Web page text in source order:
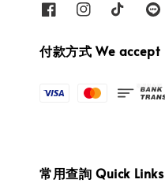
付款方式 We accept
常用查詢 Quick Links